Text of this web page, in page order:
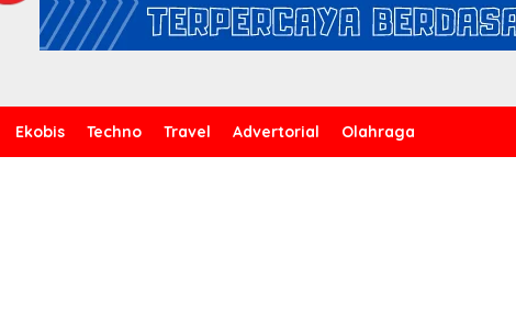
Ekobis Techno Travel Advertorial Olahraga